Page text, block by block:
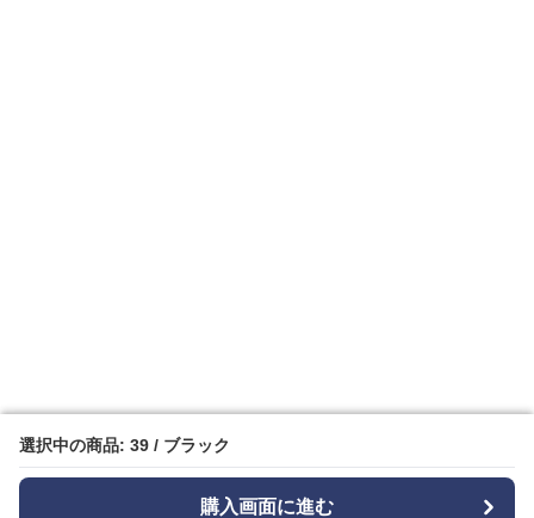
選択中の商品: 39 / ブラック
購入画面に進む
選択中の商品: 39 / ブラック
購入画面に進む